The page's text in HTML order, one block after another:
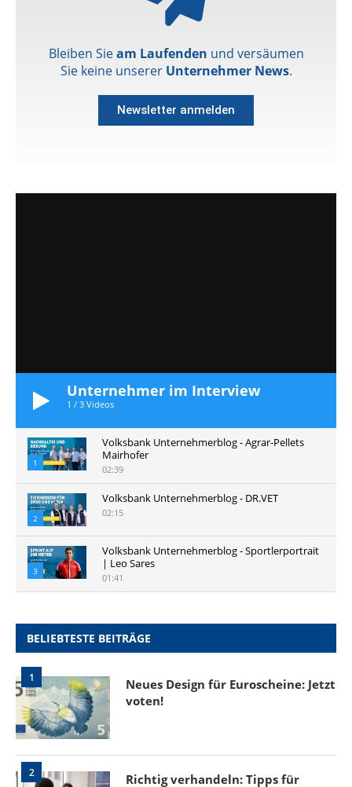
Bleiben Sieam Laufenden und versäumen
Sie keine unserer Unternehmer News.
Newsletter anmelden
Unternehmer im Interview
1 / 3 Videos
1
Volksbank Unternehmerblog - Agrar-Pellets
Mairhofer
02:39
2
Volksbank Unternehmerblog - DR.VET
02:15
3
Volksbank Unternehmerblog - Sportlerportrait
| Leo Sares
01:41
BELIEBTESTE BEITRÄGE
1
Neues Design für Euroscheine: Jetzt
voten!
2
Richtig verhandeln: Tipps für